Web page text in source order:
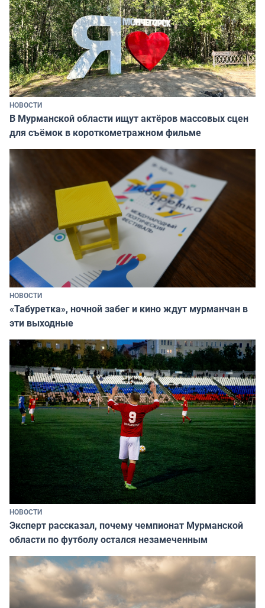
НОВОСТИ
В Мурманской области ищут актёров массовых сцен
для съёмок в короткометражном фильме
НОВОСТИ
«Табуретка», ночной забег и кино ждут мурманчан в
эти выходные
НОВОСТИ
Эксперт рассказал, почему чемпионат Мурманской
области по футболу остался незамеченным